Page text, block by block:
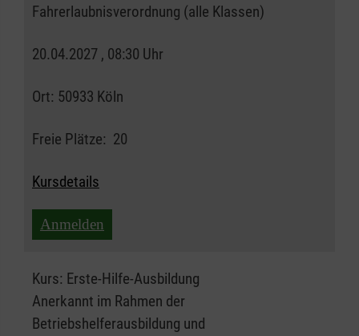
Fahrerlaubnisverordnung (alle Klassen)
20.04.2027 , 08:30 Uhr
Ort: 50933 Köln
Freie Plätze: 20
Kursdetails
Anmelden
Kurs: Erste-Hilfe-Ausbildung
Anerkannt im Rahmen der
Betriebshelferausbildung und